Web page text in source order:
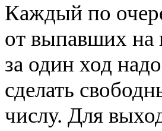
Каждый по
от выпавших на
за один ход надо
сделать
числу. Для